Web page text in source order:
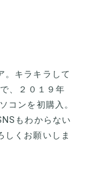
。キラキラして
、２０１９年
コンを初購入。
もわからない
しくお願いしま